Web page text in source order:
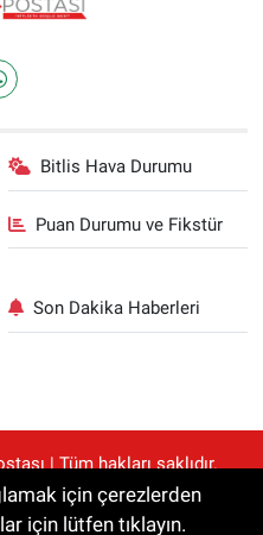
Bitlis Hava Durumu
Puan Durumu ve Fikstür
Son Dakika Haberleri
| Tüm hakları saklıdır.
alıntılanamaz.
için çerezlerden
için lütfen tıklayın.